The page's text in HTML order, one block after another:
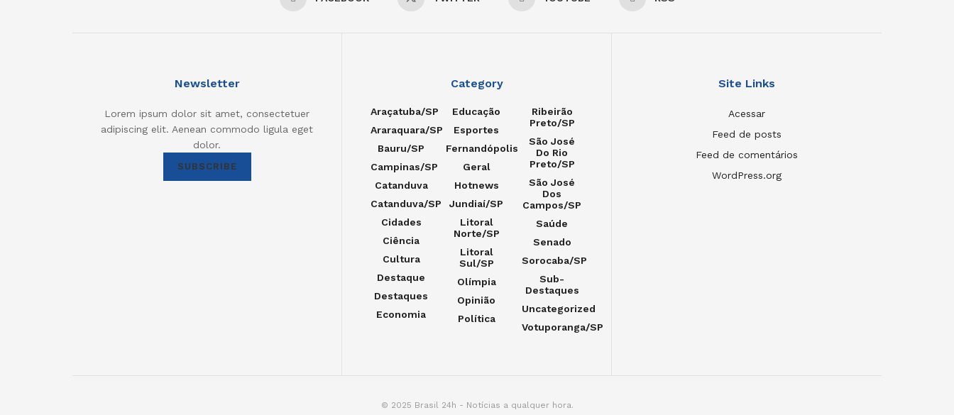
Newsletter
Lorem ipsum dolor sit amet, consectetuer
adipiscing elit. Aenean commodo ligula eget
dolor.
SUBSCRIBE
Category
Araçatuba/SP
Araraquara/SP
Bauru/SP
Campinas/SP
Catanduva
Catanduva/SP
Cidades
Ciência
Cultura
Destaque
Destaques
Economia
Educação
Esportes
Fernandópolis
Geral
Hotnews
Jundiaí/SP
Litoral
Norte/SP
Litoral
Sul/SP
Olímpia
Opinião
Política
Ribeirão
Preto/SP
São José
Do Rio
Preto/SP
São José
Dos
Campos/SP
Saúde
Senado
Sorocaba/SP
Sub-
Destaques
Uncategorized
Votuporanga/SP
Site Links
Acessar
Feed de posts
Feed de comentários
WordPress.org
© 2025 Brasil 24h - Notícias a qualquer hora.